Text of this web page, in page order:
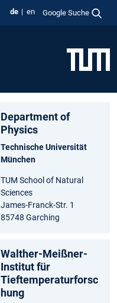
de en Google Suche
Department of
Physics
Technische Universität
München
TUM School of Natural
Sciences
James-Franck-Str. 1
85748 Garching
Walther-Meißner-
Institut für
Tieftemperaturforsc
hung